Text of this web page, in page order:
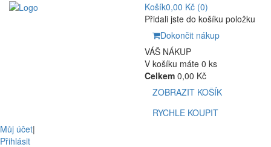
Košík0,00 Kč (0)
Přidali jste do košíku položku
Dokončit nákup
VÁŠ NÁKUP
V košíku máte 0 ks
Celkem 0,00 Kč
ZOBRAZIT KOŠÍK
RYCHLE KOUPIT
Můj účet|
Přihlásit